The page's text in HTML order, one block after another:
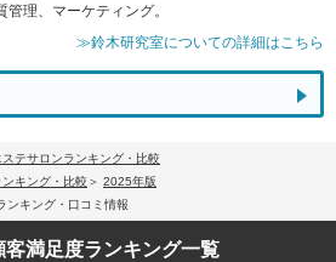
理、マーケティング。
≫鈴木研究室についての詳細はこちら
ステサロンランキング・比較
キング・比較
2025年版
ンキング・口コミ情報
客満足度ランキング一覧